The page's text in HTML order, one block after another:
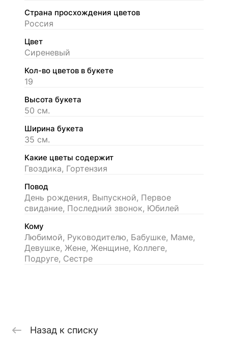
Страна просхождения цветов
Россия
Цвет
Сиреневый
Кол-во цветов в букете
19
Высота букета
50 см.
Ширина букета
35 см.
Какие цветы содержит
Гвоздика, Гортензия
Повод
День рождения, Выпускной, Первое
свидание, Последний звонок, Юбилей
Кому
Любимой, Руководителю, Бабушке, Маме,
Девушке, Жене, Женщине, Коллеге,
Подруге, Сестре
Назад к списку